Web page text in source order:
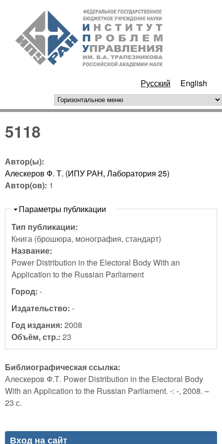
Перейти к основному
содержанию
РАН
Русский English
горизонтальное меню
5118
Автор(ы):
Алескеров Ф. Т. (ИПУ РАН, Лаборатория 25)
Автор(ов): 1
Скрыть
Параметры публикации
Тип публикации:
Книга (брошюра, монография, стандарт)
Название:
Power Distribution in the Electoral Body With an
Application to the Russian Parliament
Город: -
Издательство: -
Год издания: 2008
Объём, стр.: 23
Библиографическая ссылка:
Алескеров Ф.Т. Power Distribution in the Electoral Body
With an Application to the Russian Parliament. -: -, 2008. –
23 с.
Вход на сайт